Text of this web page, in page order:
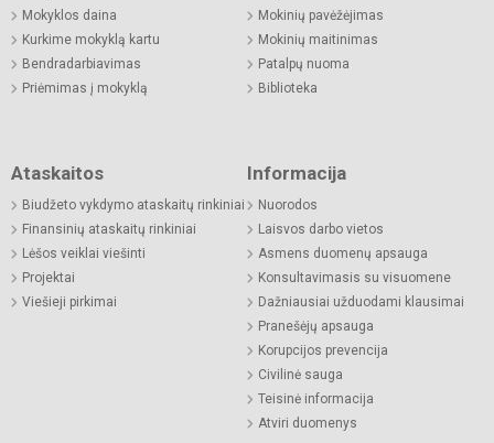
Mokyklos daina
Kurkime mokyklą kartu
Bendradarbiavimas
Priėmimas į mokyklą
Mokinių pavėžėjimas
Mokinių maitinimas
Patalpų nuoma
Biblioteka
Ataskaitos
Biudžeto vykdymo ataskaitų rinkiniai
Finansinių ataskaitų rinkiniai
Lėšos veiklai viešinti
Projektai
Viešieji pirkimai
Informacija
Nuorodos
Laisvos darbo vietos
Asmens duomenų apsauga
Konsultavimasis su visuomene
Dažniausiai užduodami klausimai
Pranešėjų apsauga
Korupcijos prevencija
Civilinė sauga
Teisinė informacija
Atviri duomenys